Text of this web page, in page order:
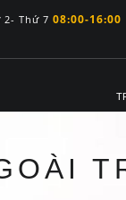
2- Thứ 7 08:00-16:00